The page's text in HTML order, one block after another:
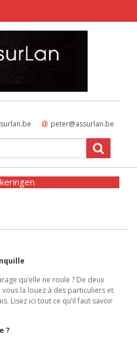
peter@assurlan.be
qu’elle ne roule ? De deux
vous la louez à des particuliers et
Lisez ici tout ce qu’il faut savoir
?